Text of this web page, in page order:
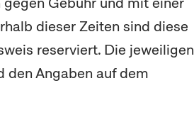
dieser Zeiten sind diese
reserviert. Die jeweiligen
den Angaben auf dem